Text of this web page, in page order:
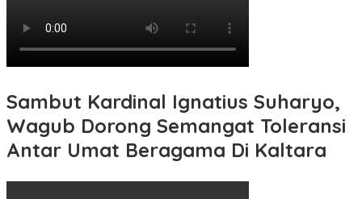
Sambut Kardinal Ignatius Suharyo,
Wagub Dorong Semangat Toleransi
Antar Umat Beragama Di Kaltara